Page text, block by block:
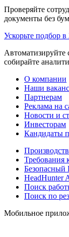
Проверяйте
документы без
Ускорьте подбор в
Автоматизируйте
собирайте
О компании
Наши
Партнерам
Реклама на
Новости и
Инвесторам
Кандидаты
Требования
Безопасный
HeadHunter
Поиск
Поиск по
Мобильное